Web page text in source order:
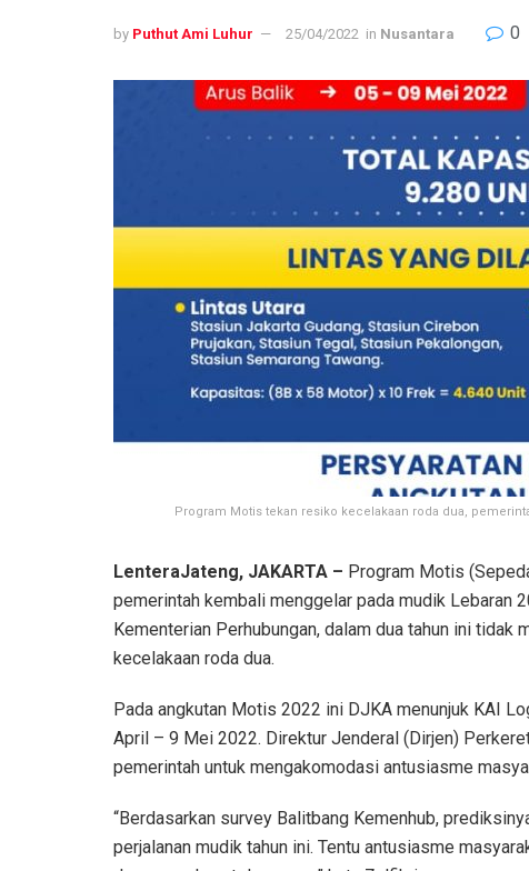
by Puthut Ami Luhur 25/04/2022 in Nusantara 0
Program Motis tekan resiko kecelakaan roda dua,
LenteraJateng, JAKARTA – Program Motis
pemerintah kembali menggelar pada mudik Lebaran
Kementerian Perhubungan, dalam dua tahun ini
kecelakaan roda dua.
Pada angkutan Motis 2022 ini DJKA menunjuk KAI
April – 9 Mei 2022. Direktur Jenderal (Dirjen)
pemerintah untuk mengakomodasi antusiasme
“Berdasarkan survey Balitbang Kemenhub,
perjalanan mudik tahun ini. Tentu antusiasme